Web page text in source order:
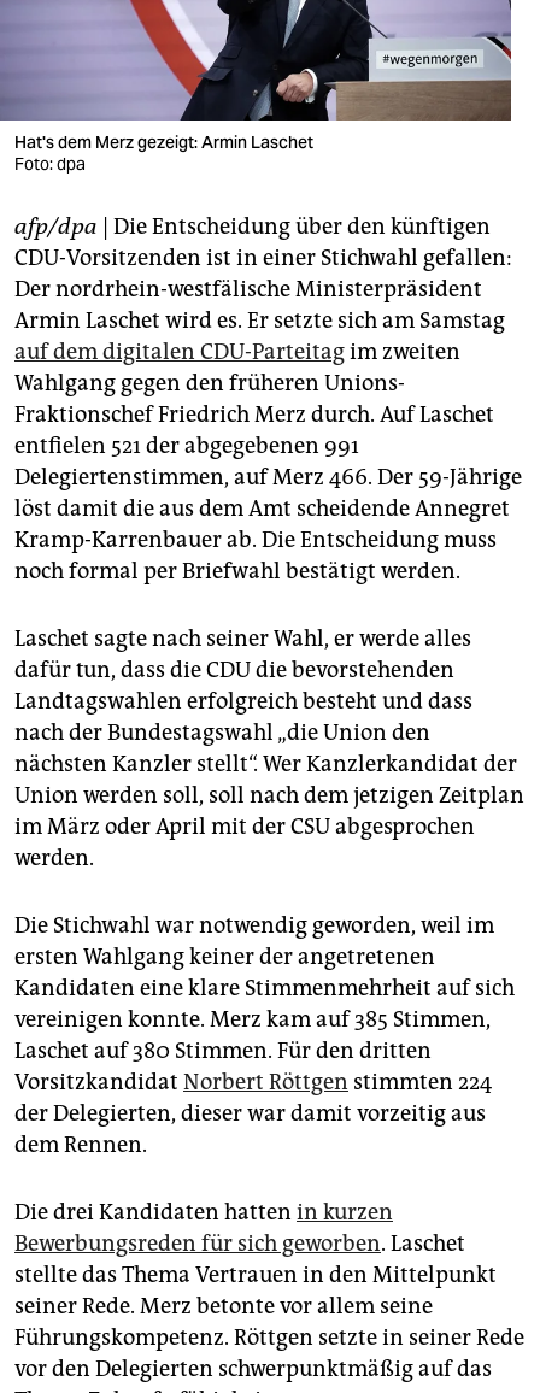
verlag
shop
fragen & hilfe
unterstützen
abo
genossenschaft
epaper login
Hat's dem Merz gezeigt: Armin Laschet
Foto: dpa
afp/dpa | Die Entscheidung über den künftigen
CDU-Vorsitzenden ist in einer Stichwahl gefallen:
Der nordrhein-westfälische Ministerpräsident
Armin Laschet wird es. Er setzte sich am Samstag
auf dem digitalen CDU-Parteitagim zweiten
Wahlgang gegen den früheren Unions-
Fraktionschef Friedrich Merz durch. Auf Laschet
entfielen 521 der abgegebenen 991
Delegiertenstimmen, auf Merz 466. Der 59-Jährige
löst damit die aus dem Amt scheidende Annegret
Kramp-Karrenbauer ab. Die Entscheidung muss
noch formal per Briefwahl bestätigt werden.
Laschet sagte nach seiner Wahl, er werde alles
dafür tun, dass die CDU die bevorstehenden
Landtagswahlen erfolgreich besteht und dass
nach der Bundestagswahl „die Union den
nächsten Kanzler stellt“. Wer Kanzlerkandidat der
Union werden soll, soll nach dem jetzigen Zeitplan
im März oder April mit der CSU abgesprochen
werden.
Die Stichwahl war notwendig geworden, weil im
ersten Wahlgang keiner der angetretenen
Kandidaten eine klare Stimmenmehrheit auf sich
vereinigen konnte. Merz kam auf 385 Stimmen,
Laschet auf 380 Stimmen. Für den dritten
Vorsitzkandidat Norbert Röttgen stimmten 224
der Delegierten, dieser war damit vorzeitig aus
dem Rennen.
Die drei Kandidaten hatten in kurzen
Bewerbungsreden für sich geworben. Laschet
stellte das Thema Vertrauen in den Mittelpunkt
seiner Rede. Merz betonte vor allem seine
Führungskompetenz. Röttgen setzte in seiner Rede
vor den Delegierten schwerpunktmäßig auf das